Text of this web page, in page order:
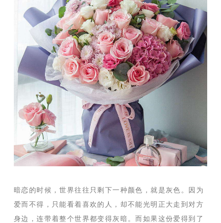
暗恋的时候，世界往往只剩下一种颜色，就是灰色。因为
爱而不得，只能看着喜欢的人，却不能光明正大走到对方
身边，连带着整个世界都变得灰暗。而如果这份爱得到了